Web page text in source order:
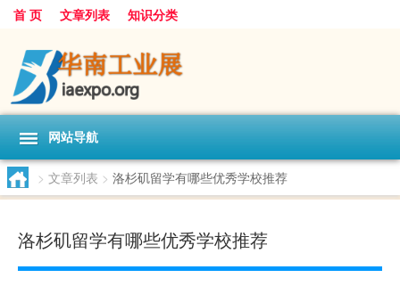
首 页 文章列表 知识分类
网站导航
> 文章列表 > 洛杉矶留学有哪些优秀学校推荐
洛杉矶留学有哪些优秀学校推荐